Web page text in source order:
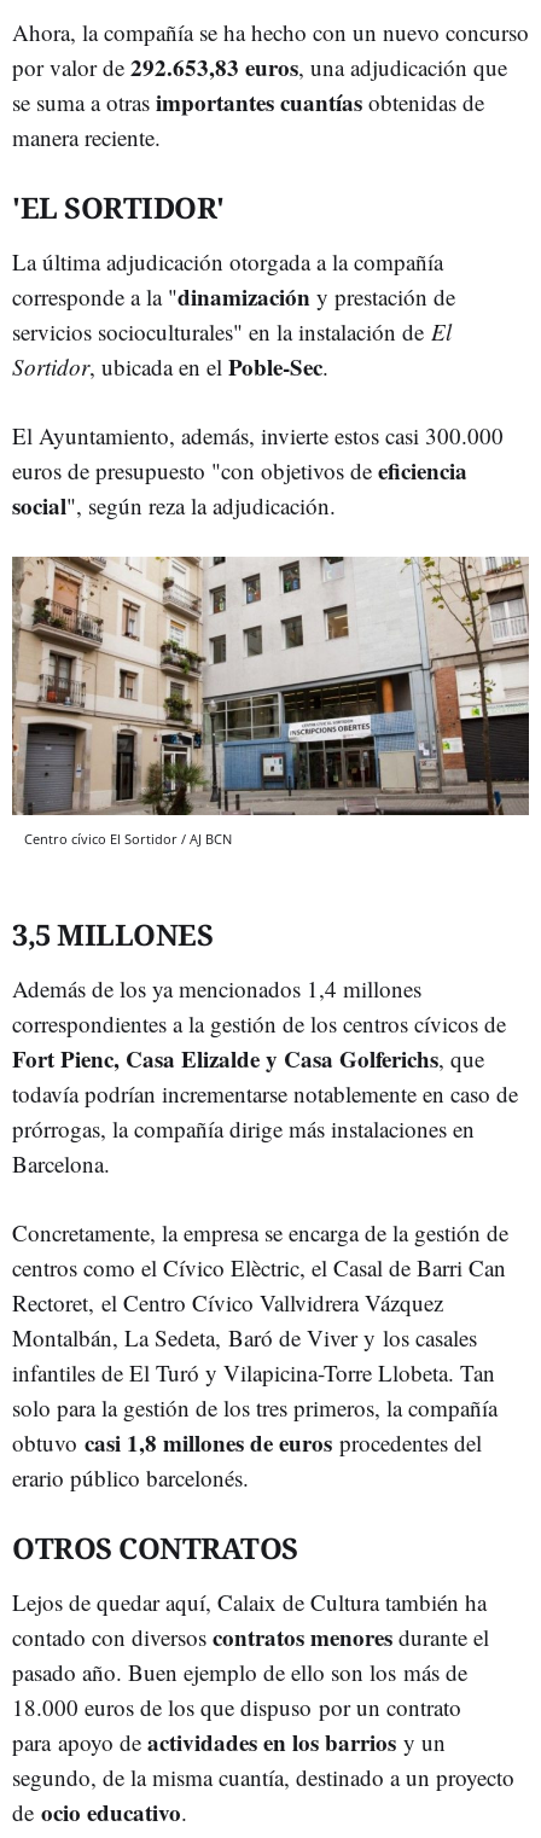
Ahora, la compañía se ha hecho con un nuevo concurso
por valor de 292.653,83 euros, una adjudicación que
se suma a otras importantes cuantías obtenidas de
manera reciente.
'EL SORTIDOR'
La última adjudicación otorgada a la compañía
corresponde a la "dinamización y prestación de
servicios socioculturales" en la instalación de El
Sortidor, ubicada en el Poble-Sec.
El Ayuntamiento, además, invierte estos casi 300.000
euros de presupuesto "con objetivos de eficiencia
social", según reza la adjudicación.
Centro cívico El Sortidor / AJ BCN
3,5 MILLONES
Además de los ya mencionados 1,4 millones
correspondientes a la gestión de los centros cívicos de
Fort Pienc, Casa Elizalde y Casa Golferichs, que
todavía podrían incrementarse notablemente en caso de
prórrogas, la compañía dirige más instalaciones en
Barcelona.
Concretamente, la empresa se encarga de la gestión de
centros como el Cívico Elèctric, el Casal de Barri Can
Rectoret, el Centro Cívico Vallvidrera Vázquez
Montalbán, La Sedeta, Baró de Viver y los casales
infantiles de El Turó y Vilapicina-Torre Llobeta. Tan
solo para la gestión de los tres primeros, la compañía
obtuvo casi 1,8 millones de euros procedentes del
erario público barcelonés.
OTROS CONTRATOS
Lejos de quedar aquí, Calaix de Cultura también ha
contado con diversos contratos menores durante el
pasado año. Buen ejemplo de ello son los más de
18.000 euros de los que dispuso por un contrato
para apoyo de actividades en los barrios y un
segundo, de la misma cuantía, destinado a un proyecto
de ocio educativo.